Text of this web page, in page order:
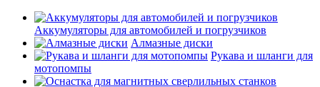
Аккумуляторы для автомобилей и погрузчиков
Алмазные диски
Рукава и шланги для
мотопомпы